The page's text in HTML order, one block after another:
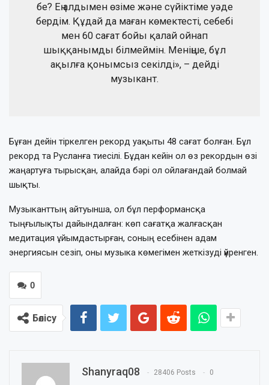
бе? Ең алдымен өзіме және сүйіктіме уәде
бердім. Құдай да маған көмектесті, себебі
мен 60 сағат бойы қалай ойнап
шыққанымды білмеймін. Меніңше, бұл
ақылға қонымсыз секілді», – дейді
музыкант.
Бұған дейін тіркелген рекорд уақыты 48 сағат болған. Бұл
рекорд та Русланға тиесілі. Бұдан кейін ол өз рекордын өзі
жаңартуға тырысқан, алайда бәрі ол ойлағандай болмай
шықты.
Музыканттың айтуынша, ол бұл перформансқа
тыңғылықты дайындалған: көп сағатқа жалғасқан
медитация ұйымдастырған, соның есебінен адам
энергиясын сезіп, оны музыка көмегімен жеткізуді үйренген.
0
Бөлісу
Shanyraq08 28406 Posts 0